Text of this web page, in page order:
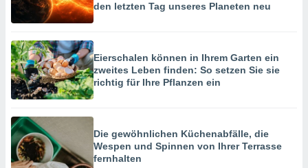
den letzten Tag unseres Planeten neu
Eierschalen können in Ihrem Garten ein
zweites Leben finden: So setzen Sie sie
richtig für Ihre Pflanzen ein
Die gewöhnlichen Küchenabfälle, die
Wespen und Spinnen von Ihrer Terrasse
fernhalten